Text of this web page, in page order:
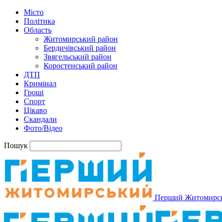
Місто
Політика
Область
Житомирський район
Бердичівський район
Звягельський район
Коростенський район
ДТП
Кримінал
Гроші
Спорт
Цікаво
Скандали
Фото/Відео
Пошук
Перший